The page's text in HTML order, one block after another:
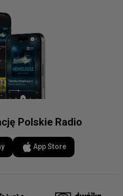
Polskie Radio
App Store